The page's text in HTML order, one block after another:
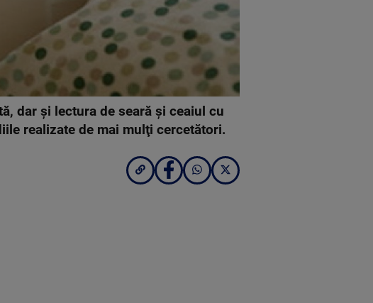
dar şi lectura de seară şi ceaiul cu
realizate de mai mulţi cercetători.